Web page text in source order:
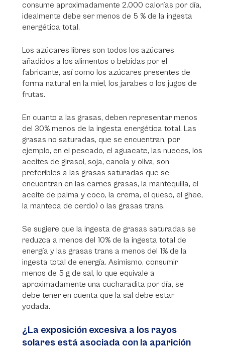
consume aproximadamente 2.000 calorías por día,
idealmente debe ser menos de 5 % de la ingesta
energética total.
Los azúcares libres son todos los azúcares
añadidos a los alimentos o bebidas por el
fabricante, así como los azúcares presentes de
forma natural en la miel, los jarabes o los jugos de
frutas.
En cuanto a las grasas, deben representar menos
del 30% menos de la ingesta energética total. Las
grasas no saturadas, que se encuentran, por
ejemplo, en el pescado, el aguacate, las nueces, los
aceites de girasol, soja, canola y oliva, son
preferibles a las grasas saturadas que se
encuentran en las carnes grasas, la mantequilla, el
aceite de palma y coco, la crema, el queso, el ghee,
la manteca de cerdo) o las grasas trans.
Se sugiere que la ingesta de grasas saturadas se
reduzca a menos del 10% de la ingesta total de
energía y las grasas trans a menos del 1% de la
ingesta total de energía. Asimismo, consumir
menos de 5 g de sal, lo que equivale a
aproximadamente una cucharadita por día, se
debe tener en cuenta que la sal debe estar
yodada.
¿La exposición excesiva a los rayos
solares está asociada con la aparición